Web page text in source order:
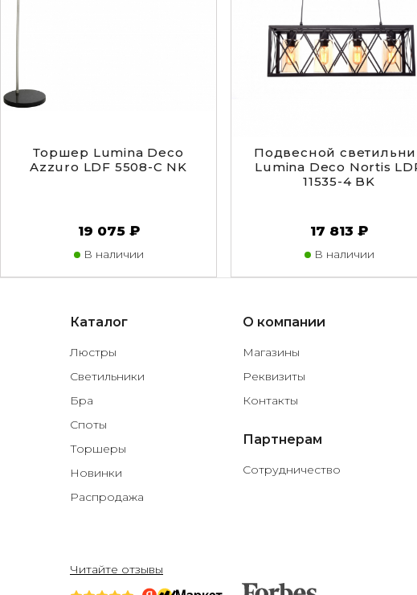
Торшер Lumina Deco
Azzuro LDF 5508-C NK
19 075 ₽
В наличии
Подвесной
Lumina Deco Nortis
11535-4 BK
17 813 ₽
В наличии
Каталог
Люстры
Светильники
Бра
Споты
Торшеры
Новинки
Распродажа
О компании
Магазины
Реквизиты
Контакты
Партнерам
Сотрудничество
Читайте отзывы